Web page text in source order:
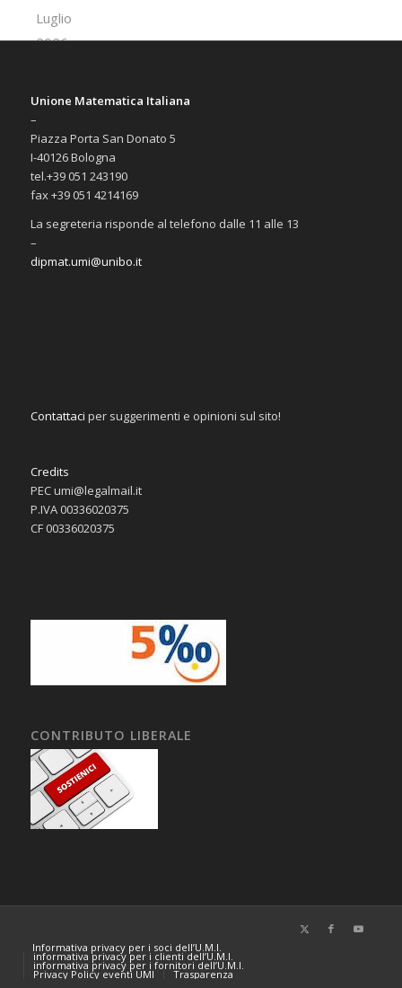
Unione Matematica Italiana
–
Piazza Porta San Donato 5
I-40126 Bologna
tel.+39 051 243190
fax +39 051 4214169
La segreteria risponde al telefono dalle 11 alle 13
–
dipmat.umi@unibo.it
Contattaci per suggerimenti e opinioni sul sito!
Credits
PEC umi@legalmail.it
P.IVA 00336020375
CF 00336020375
CONTRIBUTO LIBERALE
Informativa privacy per i soci dell’U.M.I.
informativa privacy per i clienti dell’U.M.I.
informativa privacy per i fornitori dell’U.M.I.
Privacy Policy eventi UMI Trasparenza